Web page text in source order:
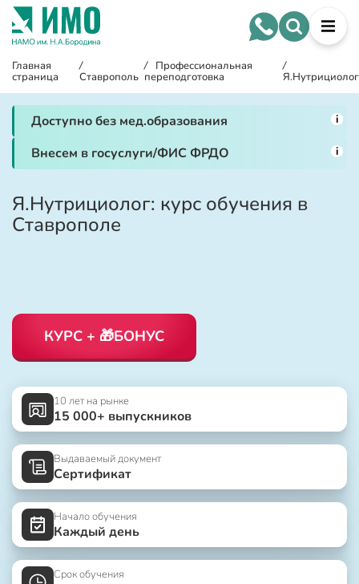
Главная
страница
/
Ставрополь
/ Профессиональная
переподготовка
/
Я.Нутрициолог
Доступно без мед.образования i
Внесем в госуслуги/ФИС ФРДО i
Я.Нутрициолог: курс обучения в
Ставрополе
КУРС + 🎁БОНУС
10 лет на рынке
15 000+ выпускников
Выдаваемый документ
Сертификат
Начало обучения
Каждый день
Срок обучения